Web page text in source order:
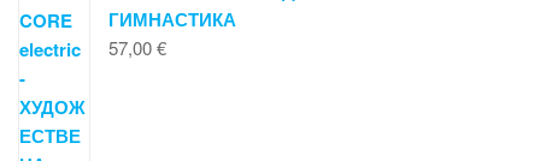
ГИМНАСТИКА
57,00€